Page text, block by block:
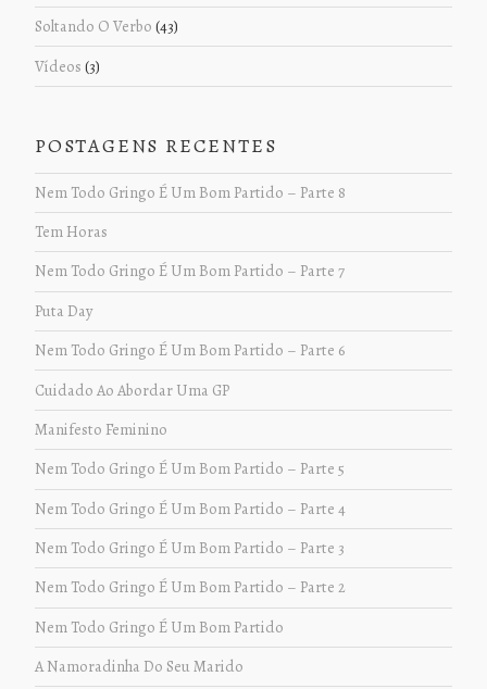
Soltando O Verbo (43)
Vídeos (3)
POSTAGENS RECENTES
Nem Todo Gringo É Um Bom Partido – Parte 8
Tem Horas
Nem Todo Gringo É Um Bom Partido – Parte 7
Puta Day
Nem Todo Gringo É Um Bom Partido – Parte 6
Cuidado Ao Abordar Uma GP
Manifesto Feminino
Nem Todo Gringo É Um Bom Partido – Parte 5
Nem Todo Gringo É Um Bom Partido – Parte 4
Nem Todo Gringo É Um Bom Partido – Parte 3
Nem Todo Gringo É Um Bom Partido – Parte 2
Nem Todo Gringo É Um Bom Partido
A Namoradinha Do Seu Marido